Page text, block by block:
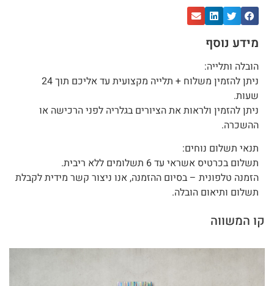
מידע נוסף
הובלה ותלייה:
ניתן להזמין משלוח + תלייה מקצועית עד אליכם תוך 24
שעות.
ניתן להזמין ולראות את הציורים בגלריה לפני הרכישה או
ההשכרה.
תנאי תשלום נוחים:
תשלום בכרטיס אשראי עד 6 תשלומים ללא ריבית.
הזמנה טלפונית – בסיום ההזמנה, אנו ניצור קשר מידית לקבלת
תשלום ותיאום הובלה.
קו המשווה